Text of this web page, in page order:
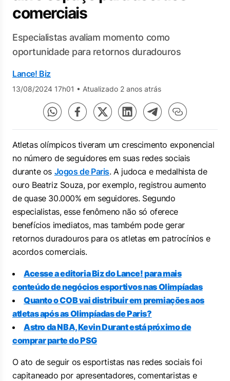
comerciais
Especialistas avaliam momento como
oportunidade para retornos duradouros
Lance! Biz
13/08/2024 17h01 • Atualizado 2 anos atrás
Atletas olímpicos tiveram um crescimento exponencial
no número de seguidores em suas redes sociais
durante os Jogos de Paris. A judoca e medalhista de
ouro Beatriz Souza, por exemplo, registrou aumento
de quase 30.000% em seguidores. Segundo
especialistas, esse fenômeno não só oferece
benefícios imediatos, mas também pode gerar
retornos duradouros para os atletas em patrocínios e
acordos comerciais.
Acesse a editoria Biz do Lance! para mais
conteúdo de negócios esportivos nas Olimpíadas
Quanto o COB vai distribuir em premiações aos
atletas após as Olimpíadas de Paris?
Astro da NBA, Kevin Durant está próximo de
comprar parte do PSG
O ato de seguir os esportistas nas redes sociais foi
capitaneado por apresentadores, comentaristas e